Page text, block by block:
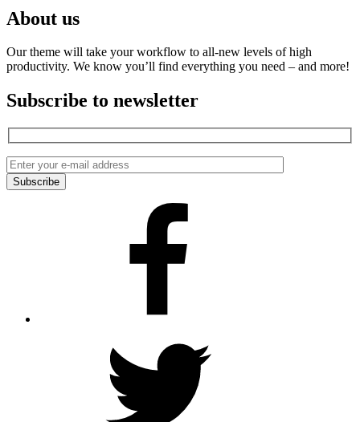
About us
Our theme will take your workflow to all-new levels of high
productivity. We know you’ll find everything you need – and more!
Subscribe to newsletter